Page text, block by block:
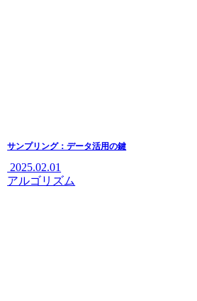
サンプリング：データ活用の鍵
2025.02.01
アルゴリズム